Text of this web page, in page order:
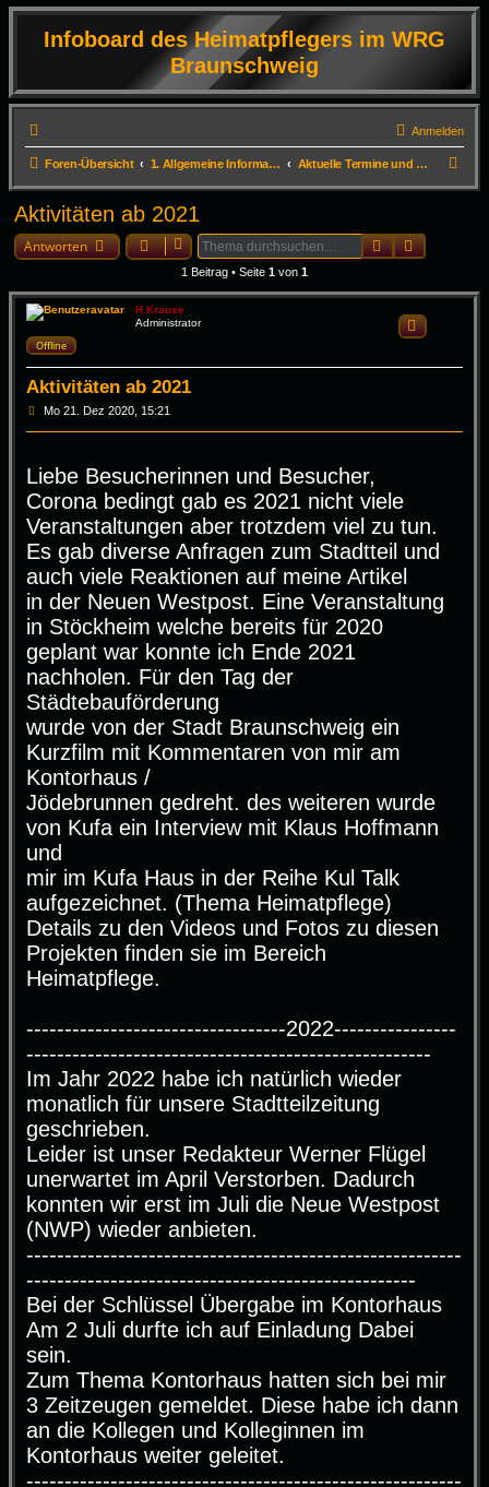
Infoboard des Heimatpflegers im WRG
Braunschweig
Anmelden
Foren-Übersicht 1. Allgemeine Informationen Aktuelle Termine und Infos zum Erhalt der DVD
u
Aktivitäten ab 2021
Antworten SucheErweiterte
1 Beitrag • Seite 1 von 1
H.Krause
Administrator
Offline
Aktivitäten ab 2021
Zitieren
B
r
a
g
Mo 21. Dez 2020, 15:21
Liebe Besucherinnen und Besucher,
Corona bedingt gab es 2021 nicht viele
Veranstaltungen aber trotzdem viel zu tun.
Es gab diverse Anfragen zum Stadtteil und
auch viele Reaktionen auf meine Artikel
in der Neuen Westpost. Eine Veranstaltung
in Stöckheim welche bereits für 2020
geplant war konnte ich Ende 2021
nachholen. Für den Tag der
Städtebauförderung
wurde von der Stadt Braunschweig ein
Kurzfilm mit Kommentaren von mir am
Kontorhaus /
Jödebrunnen gedreht. des weiteren wurde
von Kufa ein Interview mit Klaus Hoffmann
und
mir im Kufa Haus in der Reihe Kul Talk
aufgezeichnet. (Thema Heimatpflege)
Details zu den Videos und Fotos zu diesen
Projekten finden sie im Bereich
Heimatpflege.
----------------------------------2022----------------
-----------------------------------------------------
Im Jahr 2022 habe ich natürlich wieder
monatlich für unsere Stadtteilzeitung
geschrieben.
Leider ist unser Redakteur Werner Flügel
unerwartet im April Verstorben. Dadurch
konnten wir erst im Juli die Neue Westpost
(NWP) wieder anbieten.
---------------------------------------------------------
---------------------------------------------------
Bei der Schlüssel Übergabe im Kontorhaus
Am 2 Juli durfte ich auf Einladung Dabei
sein.
Zum Thema Kontorhaus hatten sich bei mir
3 Zeitzeugen gemeldet. Diese habe ich dann
an die Kollegen und Kolleginnen im
Kontorhaus weiter geleitet.
---------------------------------------------------------